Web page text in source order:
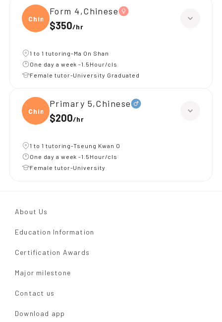
Chine
Form 4,Chinese
$350/hr
1 to 1 tutoring-Ma On Shan
One day a week -1.5Hour/cls
Female tutor-University Graduated
Chine
Primary 5,Chinese
$200/hr
1 to 1 tutoring-Tseung Kwan O
One day a week -1.5Hour/cls
Female tutor-University
About Us
Education Information
Certification Awards
Major milestone
Contact us
Download app